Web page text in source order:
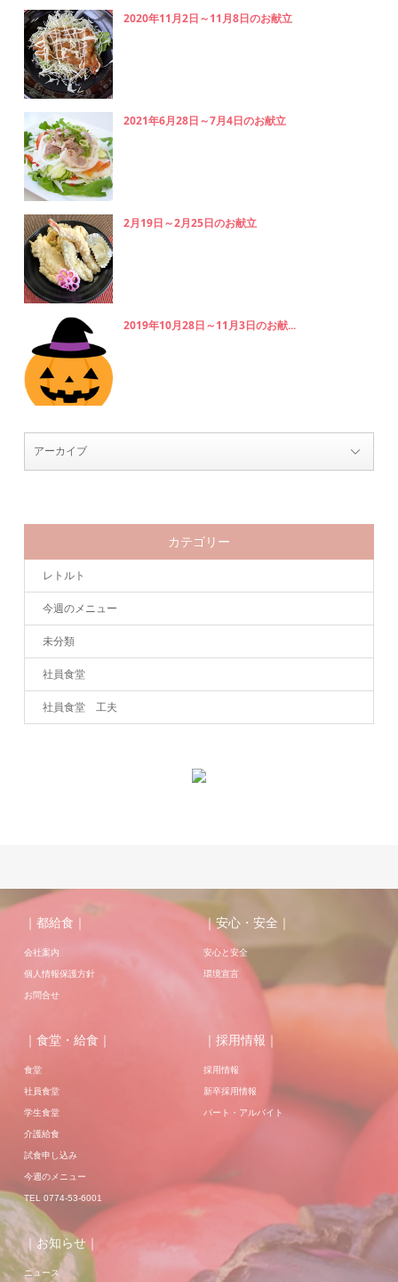
2020年11月2日～11月8日のお献立
2021年6月28日～7月4日のお献立
2月19日～2月25日のお献立
2019年10月28日～11月3日のお献...
カテゴリー
レトルト
今週のメニュー
未分類
社員食堂
社員食堂 工夫
｜都給食｜
会社案内
個人情報保護方針
お問合せ
｜安心・安全｜
安心と安全
環境宣言
｜食堂・給食｜
食堂
社員食堂
学生食堂
介護給食
試食申し込み
今週のメニュー
TEL 0774-53-6001
｜採用情報｜
採用情報
新卒採用情報
パート・アルバイト
｜お知らせ｜
ニュース